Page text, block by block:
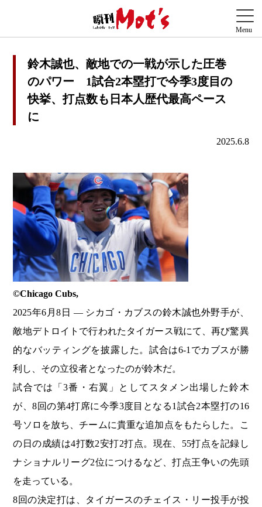
鈴木誠也、敵地での一戦が示した圧巻
のパワー 1試合2本塁打で今季3度目の
快挙、打点数も日本人歴代最高ペース
に
2025.6.8
©️Chicago Cubs,
2025年6月8日 — シカゴ・カブスの鈴木誠也外野手が、
敵地デトロイトで行われたタイガース戦にて、再び驚異
的なバッティングを披露した。試合は6-1でカブスが勝
利し、その立役者となったのが鈴木だ。
試合では「3番・右翼」としてスタメン出場した鈴木
が、8回の第4打席に今季3度目となる1試合2本塁打の16
号ソロを放ち、チームに貴重な追加点をもたらした。こ
の日の成績は4打数2安打2打点。現在、55打点を記録し
ナショナルリーグ2位につけるなど、打点王争いの先頭
を走っている。
8回の決定打は、タイガースのチェイス・リー投手が投